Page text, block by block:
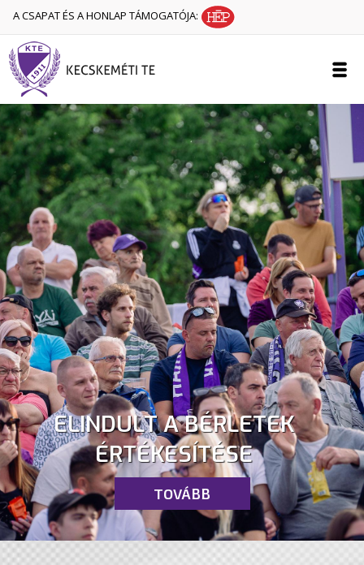
A CSAPAT ÉS A HONLAP TÁMOGATÓJA:
ELINDULT A BÉRLETEK
ÉRTÉKESÍTÉSE
TOVÁBB